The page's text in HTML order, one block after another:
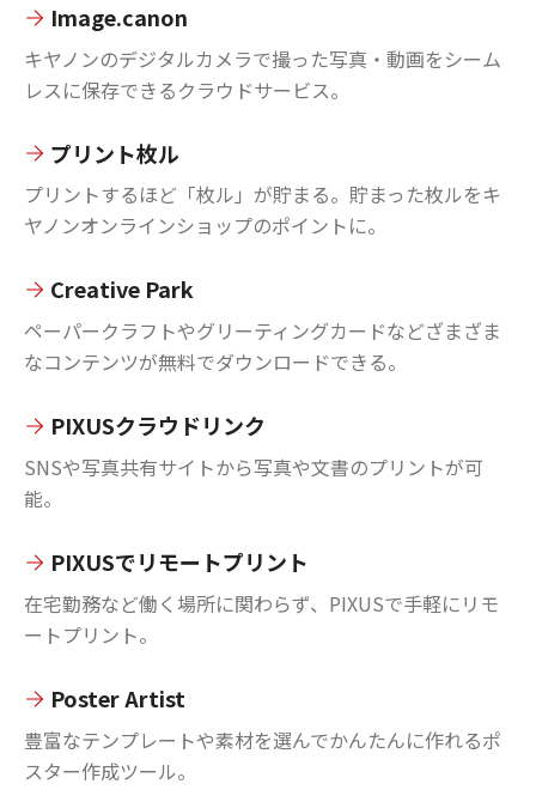
Image.canon
キヤノンのデジタルカメラで撮った写真・動画をシーム
レスに保存できるクラウドサービス。
プリント枚ル
プリントするほど「枚ル」が貯まる。貯まった枚ルをキ
ヤノンオンラインショップのポイントに。
Creative Park
ペーパークラフトやグリーティングカードなどざまざま
なコンテンツが無料でダウンロードできる。
PIXUSクラウドリンク
SNSや写真共有サイトから写真や文書のプリントが可
能。
PIXUSでリモートプリント
在宅勤務など働く場所に関わらず、PIXUSで手軽にリモ
ートプリント。
Poster Artist
豊富なテンプレートや素材を選んでかんたんに作れるポ
スター作成ツール。